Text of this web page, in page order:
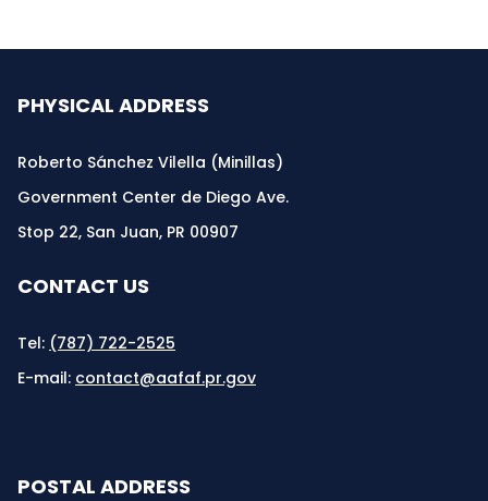
PHYSICAL ADDRESS
Roberto Sánchez Vilella (Minillas)
Government Center de Diego Ave.
Stop 22, San Juan, PR 00907
CONTACT US
Tel: (787) 722-2525
E-mail: contact@aafaf.pr.gov
POSTAL ADDRESS